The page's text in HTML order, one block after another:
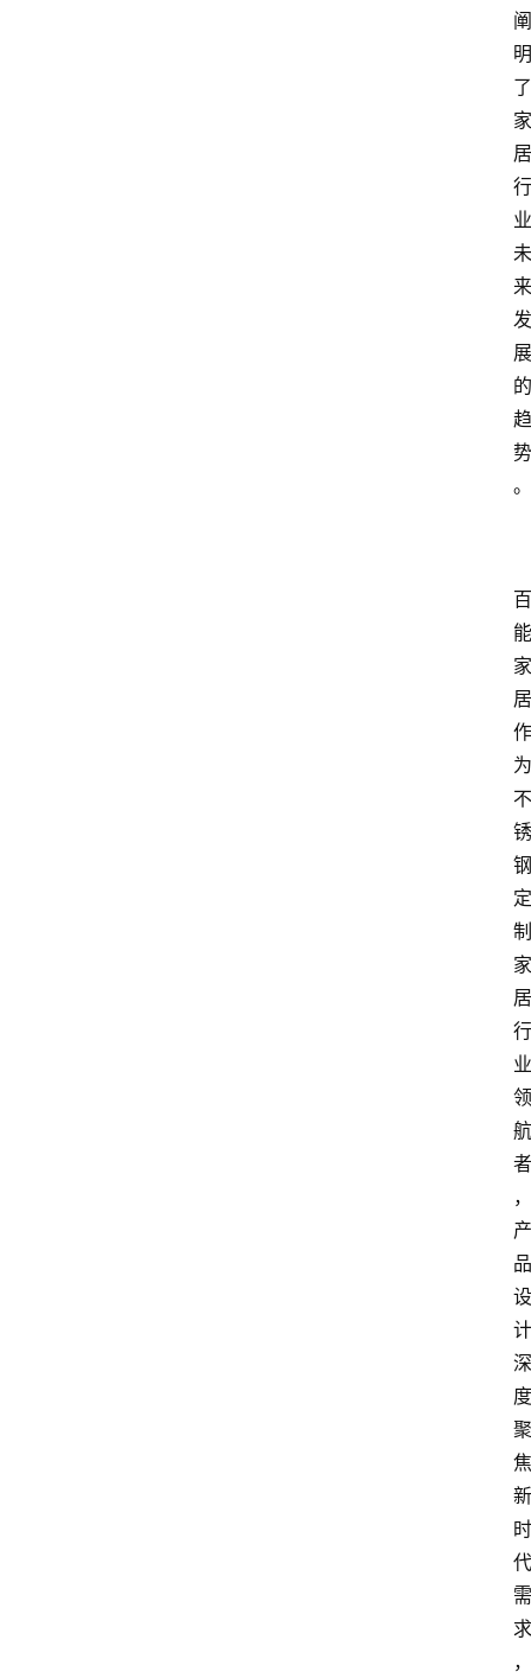
阐
明
了
家
居
行
业
未
来
发
展
的
趋
势
。
百
能
家
居
作
为
不
锈
钢
定
制
家
居
行
业
领
航
者
，
产
品
设
计
深
度
聚
焦
新
时
代
需
求
，